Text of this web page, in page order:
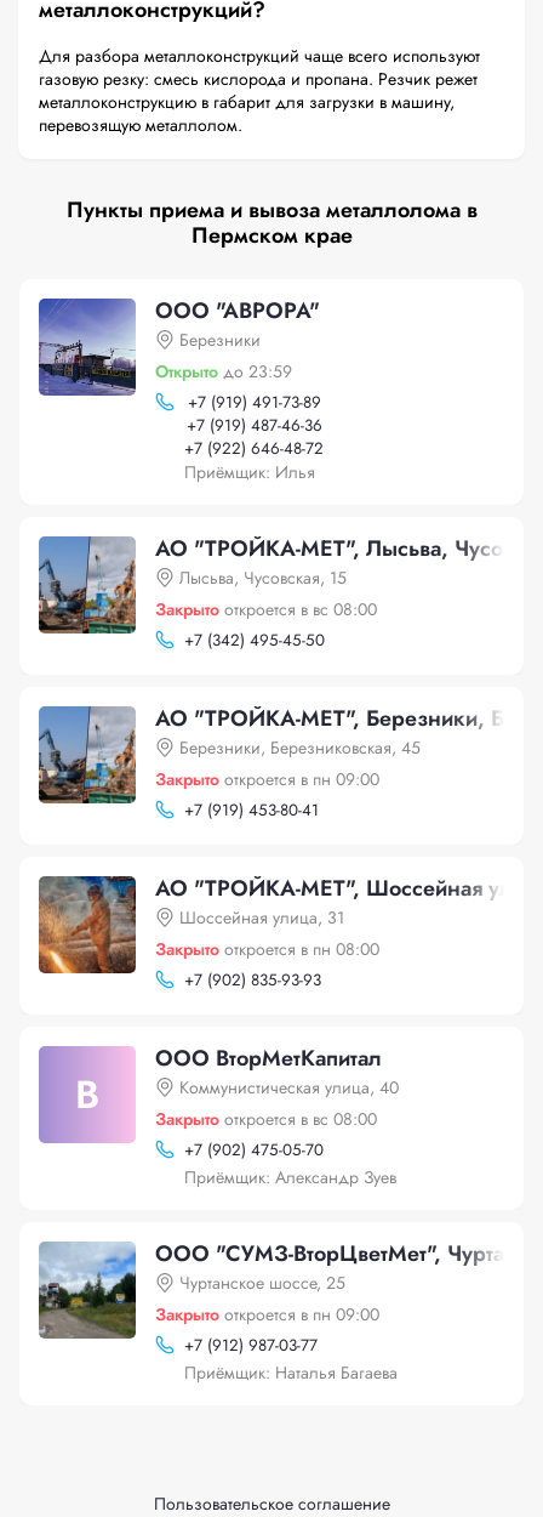
металлоконструкций?
Для разбора металлоконструкций чаще всего используют
газовую резку: смесь кислорода и пропана. Резчик режет
металлоконструкцию в габарит для загрузки в машину,
перевозящую металлолом.
Пункты приема и вывоза металлолома в
Пермском крае
ООО "АВРОРА"
Березники
Открыто до 23:59
+7 (919) 491-73-89
+7 (919) 487-46-36
+7 (922) 646-48-72
Приёмщик: Илья
АО "ТРОЙКА-МЕТ", Лысьва,
Лысьва, Чусовская, 15
Закрыто откроется в вс 08:00
+7 (342) 495-45-50
АО "ТРОЙКА-МЕТ", Березники,
Березники, Березниковская, 45
Закрыто откроется в пн 09:00
+7 (919) 453-80-41
АО "ТРОЙКА-МЕТ", Шоссейная
Шоссейная улица, 31
Закрыто откроется в пн 08:00
+7 (902) 835-93-93
В
ООО ВторМетКапитал
Коммунистическая улица, 40
Закрыто откроется в вс 08:00
+7 (902) 475-05-70
Приёмщик: Александр Зуев
ООО "СУМЗ-ВторЦветМет",
Чуртанское шоссе, 25
Закрыто откроется в пн 09:00
+7 (912) 987-03-77
Приёмщик: Наталья Багаева
Пользовательское соглашение